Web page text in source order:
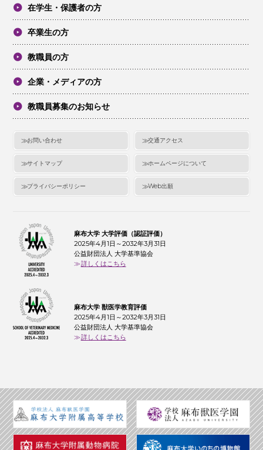
在学生・保護者の方
卒業生の方
教職員の方
企業・メディアの方
教職員募集のお知らせ
お問い合わせ 交通アクセス
サイトマップ ホームページについて
プライバシーポリシー Web出願
麻布大学 大学評価（認証評価）
2025年4月1日～2032年3月31日
公益財団法人 大学基準協会
詳しくはこちら
麻布大学 獣医学教育評価
2025年4月1日～2032年3月31日
公益財団法人 大学基準協会
詳しくはこちら